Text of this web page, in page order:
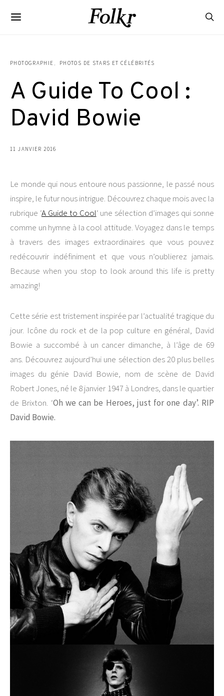
PHOTOGRAPHIE PHOTOS DE STARS ET CÉLÉBRITÉS
A Guide To Cool :
David Bowie
11 JANVIER 2016
Le monde qui nous entoure nous passionne, le passé nous
inspire, le futur nous intrigue. Découvrez chaque mois avec la
rubrique ‘A Guide to Cool‘ une sélection d’images qui sonne
comme un hymne à la cool attitude. Voyagez dans le temps
à travers des images extraordinaires que vous pouvez
redécouvrir indéfiniment et que vous n’oublierez jamais.
Because when you stop to look around this life is pretty
amazing!
Cette série est tristement inspirée par l’actualité tragique du
jour. Icône du rock et de la pop culture en général, David
Bowie a succombé à un cancer dimanche, à l’âge de 69
ans. Découvrez aujourd’hui une sélection des 20 plus belles
images du génie David Bowie, nom de scène de David
Robert Jones, né le 8 janvier 1947 à Londres, dans le quartier
de Brixton. ‘Oh we can be Heroes, just for one day’. RIP
David Bowie.